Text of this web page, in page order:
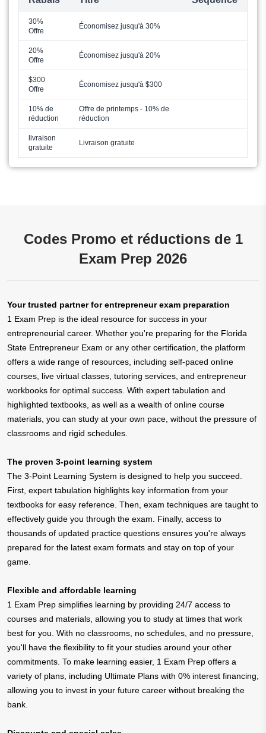
30%
Offre
Économisez jusqu'à 30%
20%
Offre
Économisez jusqu'à 20%
$300
Offre
Économisez jusqu'à $300
10% de
réduction
Offre de printemps - 10% de
réduction
livraison
gratuite
Livraison gratuite
Codes Promo et réductions de 1
Exam Prep 2026
Your trusted partner for entrepreneur exam preparation
1 Exam Prep is the ideal resource for success in your
entrepreneurial career. Whether you're preparing for the Florida
State Entrepreneur Exam or any other certification, the platform
offers a wide range of resources, including self-paced online
courses, live virtual classes, tutoring services, and entrepreneur
workbooks for optimal success. With expert tabulation and
highlighted textbooks, as well as a wealth of online course
materials, you can study at your own pace, without the pressure of
classrooms and rigid schedules.
The proven 3-point learning system
The 3-Point Learning System is designed to help you succeed.
First, expert tabulation highlights key information from your
textbooks for easy reference. Then, exam techniques are taught to
effectively guide you through the exam. Finally, access to
thousands of updated practice questions ensures you're always
prepared for the latest exam formats and stay on top of your
game.
Flexible and affordable learning
1 Exam Prep simplifies learning by providing 24/7 access to
courses and materials, allowing you to study at times that work
best for you. With no classrooms, no schedules, and no pressure,
you'll have the flexibility to fit your studies around your other
commitments. To make learning easier, 1 Exam Prep offers a
variety of plans, including Ultimate Plans with 0% interest financing,
allowing you to invest in your future career without breaking the
bank.